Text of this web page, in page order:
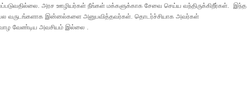
அரச ஊழியர்கள் நீங்கள் மக்களுக்காக சேவை செய்ய வந்திருக்கிறீர்கள். இந்த
பல வருடங்களாக இன்னல்களை அனுபவித்தவர்கள். தொடர்ச்சியாக அவர்கள்
வேண்டிய அவசியம் இல்லை .